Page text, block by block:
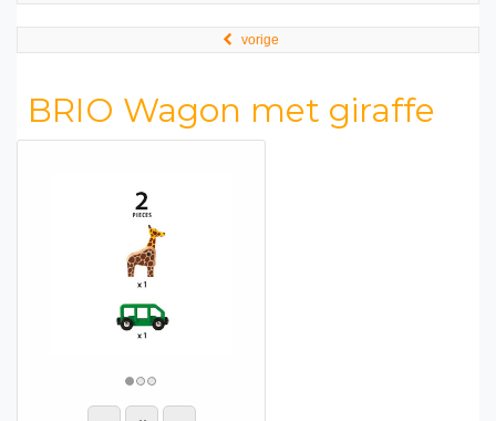
vorige
BRIO Wagon met giraffe